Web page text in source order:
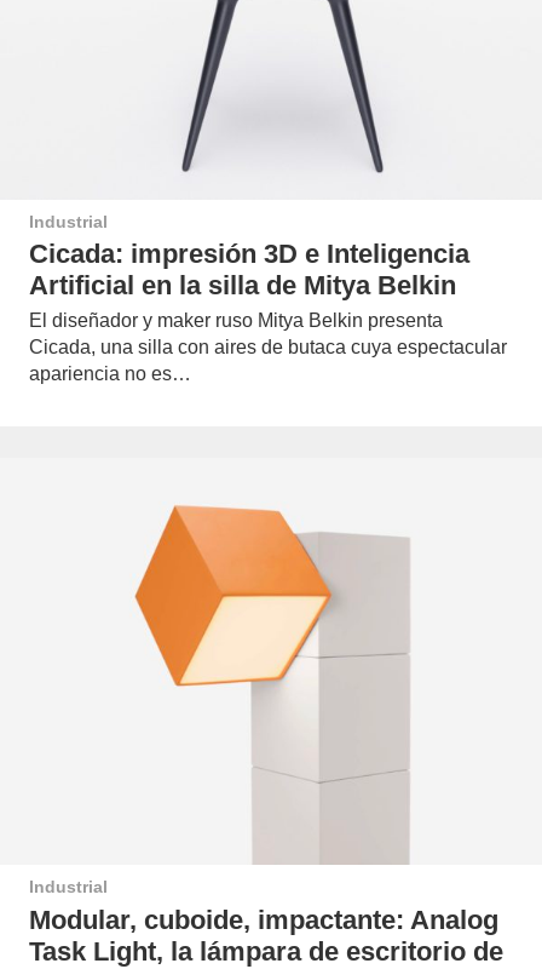
Industrial
Cicada: impresión 3D e Inteligencia
Artificial en la silla de Mitya Belkin
El diseñador y maker ruso Mitya Belkin presenta
Cicada, una silla con aires de butaca cuya espectacular
apariencia no es…
Industrial
Modular, cuboide, impactante: Analog
Task Light, la lámpara de escritorio de